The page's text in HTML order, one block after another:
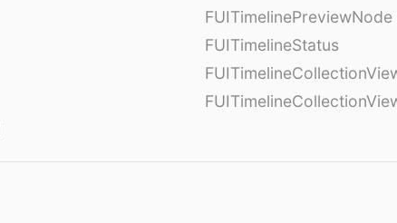
FUITimelinePreviewNode
FUITimelineStatus